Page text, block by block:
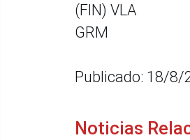
(FIN) VLA
GRM
Publicado: 18/8/
Noticias